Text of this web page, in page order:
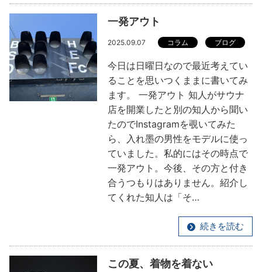
一発アウト
2025.09.07 コラム ブログ
今日は日曜日なので最近考えてい
ることを思いつくままに書いてみ
ます。 一発アウト 知人がサウナ
店を開業したと別の知人から聞い
たのでInstagramを覗いてみた
ら、入れ墨の男性をモデルに使っ
ていました。私的にはその時点で
一発アウト。今後、その方と付き
合うつもりはありません。紹介し
てくれた知人は「そ…
続きを読む
この夏、着物を着ない